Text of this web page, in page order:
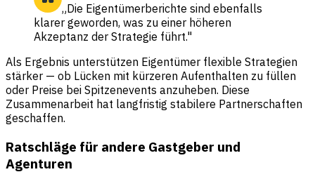
„Die Eigentümerberichte sind ebenfalls
klarer geworden, was zu einer höheren
Akzeptanz der Strategie führt."
Als Ergebnis unterstützen Eigentümer flexible Strategien
stärker — ob Lücken mit kürzeren Aufenthalten zu füllen
oder Preise bei Spitzenevents anzuheben. Diese
Zusammenarbeit hat langfristig stabilere Partnerschaften
geschaffen.
Ratschläge für andere Gastgeber und
Agenturen